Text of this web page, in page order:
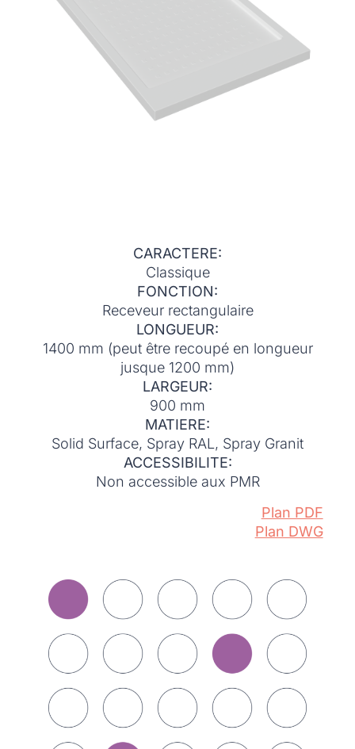
CARACTERE:
Classique
FONCTION:
Receveur rectangulaire
LONGUEUR:
1400 mm (peut être recoupé en longueur
jusque 1200 mm)
LARGEUR:
900 mm
MATIERE:
Solid Surface, Spray RAL, Spray Granit
ACCESSIBILITE:
Non accessible aux PMR
Plan PDF
Plan DWG